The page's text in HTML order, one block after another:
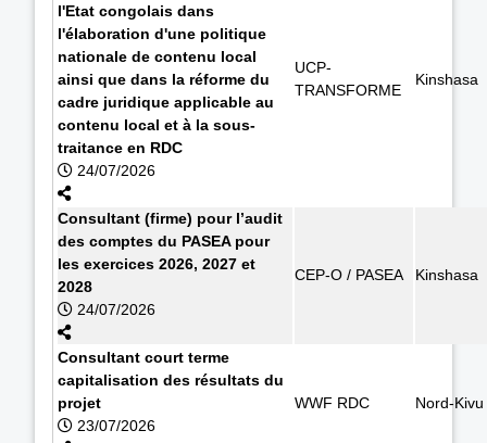
l'Etat congolais dans
l'élaboration d'une politique
nationale de contenu local
ainsi que dans la réforme du
cadre juridique applicable au
contenu local et à la sous-
traitance en RDC
24/07/2026
UCP-
TRANSFORME
Kinshasa
Consultant (firme) pour l’audit
des comptes du PASEA pour
les exercices 2026, 2027 et
2028
24/07/2026
CEP-O / PASEA Kinshasa
Consultant court terme
capitalisation des résultats du
projet
23/07/2026
WWF RDC Nord-Kivu